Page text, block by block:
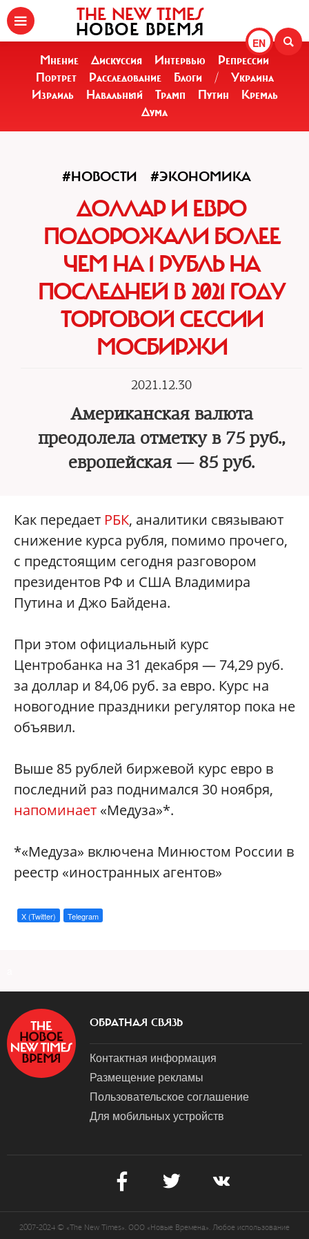
EN
THE NEW TIMES
НОВОЕ ВРЕМЯ
Мнение Дискуссия Интервью
Репрессии
Портрет
Расследование Блоги /
Украина
Израиль
Навальный Трамп Путин
Кремль
Дума
#НОВОСТИ #ЭКОНОМИКА
ДОЛЛАР И ЕВРО
ПОДОРОЖАЛИ БОЛЕЕ
ЧЕМ НА 1 РУБЛЬ НА
ПОСЛЕДНЕЙ В 2021 ГОДУ
ТОРГОВОЙ СЕССИИ
МОСБИРЖИ
2021.12.30
Американская валюта
преодолела отметку в 75 руб.,
европейская — 85 руб.
Как передает РБК, аналитики связывают
снижение курса рубля, помимо прочего,
с предстоящим сегодня разговором
президентов РФ и США Владимира
Путина и Джо Байдена.
При этом официальный курс
Центробанка на 31 декабря — 74,29 руб.
за доллар и 84,06 руб. за евро. Курс на
новогодние праздники регулятор пока не
объявил.
Выше 85 рублей биржевой курс евро в
последний раз поднимался 30 ноября,
напоминает «Медуза»*.
*«Медуза» включена Минюстом России в
реестр «иностранных агентов»
X (Twitter) Telegram
ОБРАТНАЯ СВЯЗЬ
Контактная информация
Размещение рекламы
Пользовательское соглашение
Для мобильных устройств
2007-2024 © «The New Times». ООО «Новые Времена». Любое использование